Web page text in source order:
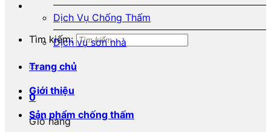
Tìm kiếm:
0
Giỏ hàng
Dịch Vụ Chống Thấm
Dịch vụ sơn nhà
Trang chủ
Giới thiệu
Sản phẩm chống thấm